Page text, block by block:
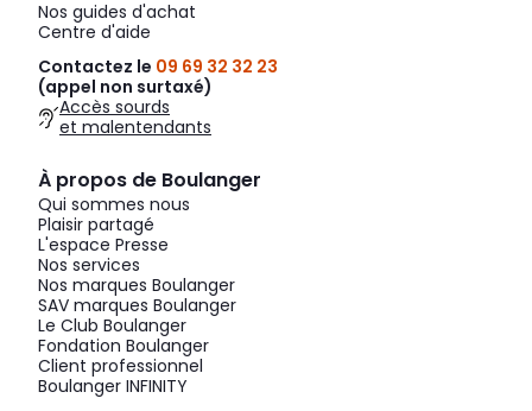
Nos guides d'achat
Centre d'aide
Contactez le 09 69 32 32 23
(appel non surtaxé)
Accès sourds
et malentendants
À propos de Boulanger
Qui sommes nous
Plaisir partagé
L'espace Presse
Nos services
Nos marques Boulanger
SAV marques Boulanger
Le Club Boulanger
Fondation Boulanger
Client professionnel
Boulanger INFINITY